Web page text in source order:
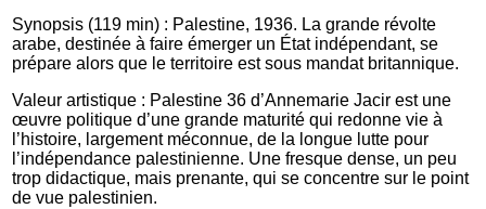
Synopsis (119 min) : Palestine, 1936. La grande révolte
arabe, destinée à faire émerger un État indépendant, se
prépare alors que le territoire est sous mandat britannique.
Valeur artistique : Palestine 36 d’Annemarie Jacir est une
œuvre politique d’une grande maturité qui redonne vie à
l’histoire, largement méconnue, de la longue lutte pour
l’indépendance palestinienne. Une fresque dense, un peu
trop didactique, mais prenante, qui se concentre sur le point
de vue palestinien.